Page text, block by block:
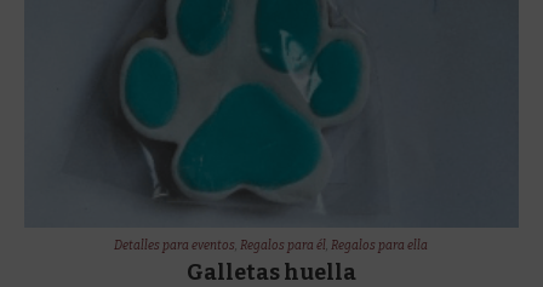
Detalles para eventos,Regalos para él,Regalos para ella
Galletas huella